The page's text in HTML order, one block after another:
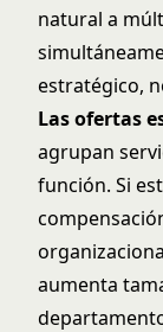
natural a
estratégico,
Las ofertas
agrupan
función. Si
aumenta